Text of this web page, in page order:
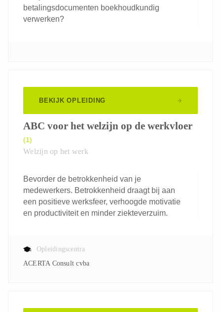
betalingsdocumenten boekhoudkundig
verwerken?
BEKIJK OPLEIDING
ABC voor het welzijn op de werkvloer
(1)
Welzijn op het werk
Bevorder de betrokkenheid van je
medewerkers. Betrokkenheid draagt bij aan
een positieve werksfeer, verhoogde motivatie
en productiviteit en minder ziekteverzuim.
Opleidingscentra
ACERTA Consult cvba